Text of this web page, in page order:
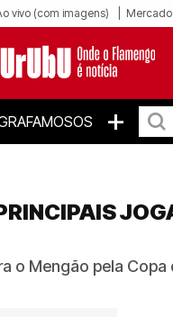
vivo (com imagens)
FAMOSOS +
Mengão pela